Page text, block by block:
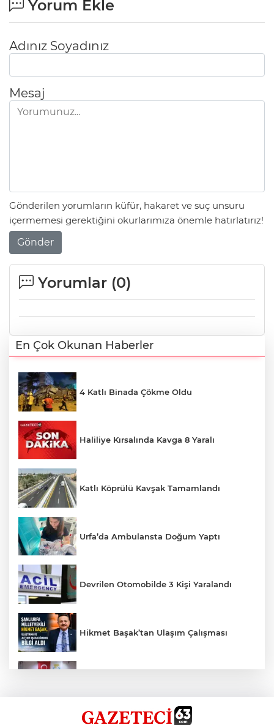
Yorum Ekle
Adınız Soyadınız
Mesaj
Gönderilen yorumların küfür, hakaret ve suç unsuru
içermemesi gerektiğini okurlarımıza önemle hatırlatırız!
Gönder
Yorumlar (0)
En Çok Okunan Haberler
4 Katlı Binada Çökme Oldu
Haliliye Kırsalında Kavga 8 Yaralı
Katlı Köprülü Kavşak Tamamlandı
Urfa’da Ambulansta Doğum Yaptı
Devrilen Otomobilde 3 Kişi Yaralandı
Hikmet Başak’tan Ulaşım Çalışması